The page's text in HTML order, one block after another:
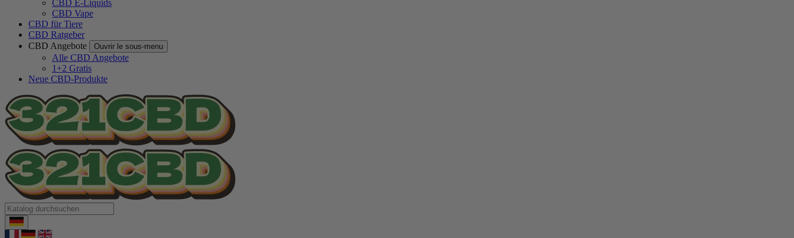
CBD E-Liquids
CBD Vape
CBD für Tiere
CBD Ratgeber
CBD Angebote
Ouvrir le sous-menu
Alle CBD Angebote
1+2 Gratis
Neue CBD-Produkte